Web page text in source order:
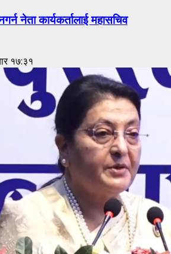
नेता कार्यकर्तालाई महासचिव
१७:३१